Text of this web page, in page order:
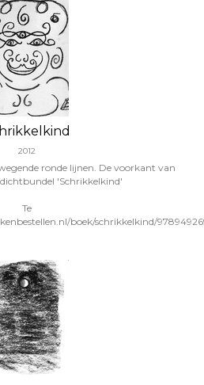
2012
ronde lijnen. De voorkant van
'Schrikkelkind'
Te
boek/schrikkelkind/